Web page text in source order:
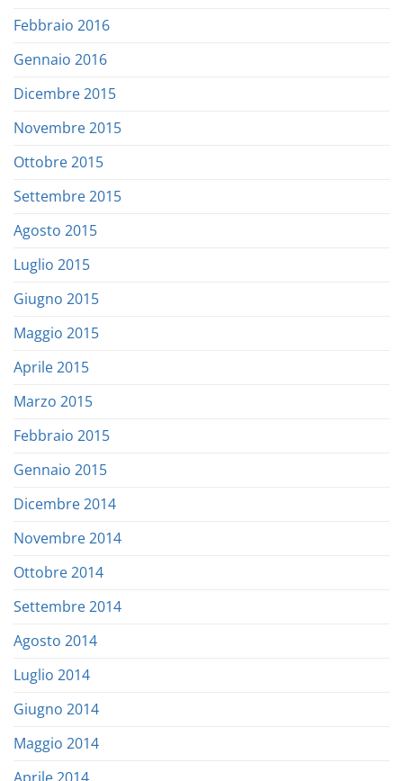
Febbraio 2016
Gennaio 2016
Dicembre 2015
Novembre 2015
Ottobre 2015
Settembre 2015
Agosto 2015
Luglio 2015
Giugno 2015
Maggio 2015
Aprile 2015
Marzo 2015
Febbraio 2015
Gennaio 2015
Dicembre 2014
Novembre 2014
Ottobre 2014
Settembre 2014
Agosto 2014
Luglio 2014
Giugno 2014
Maggio 2014